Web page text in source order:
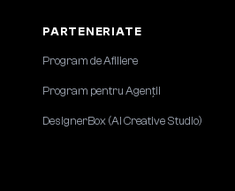
PARTENERIATE
Program de Afiliere
Program pentru Agenții
DesignerBox (AI Creative Studio)